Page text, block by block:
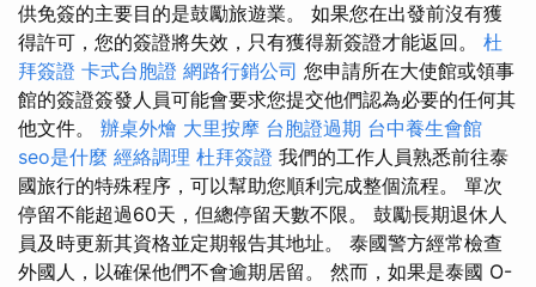
供免簽的主要目的是鼓勵旅遊業。 如果您在出發前沒有獲
得許可，您的簽證將失效，只有獲得新簽證才能返回。 杜
拜簽證 卡式台胞證 網路行銷公司 您申請所在大使館或領事
館的簽證簽發人員可能會要求您提交他們認為必要的任何其
他文件。 辦桌外燴 大里按摩 台胞證過期 台中養生會館
seo是什麼 經絡調理 杜拜簽證 我們的工作人員熟悉前往泰
國旅行的特殊程序，可以幫助您順利完成整個流程。 單次
停留不能超過60天，但總停留天數不限。 鼓勵長期退休人
員及時更新其資格並定期報告其地址。 泰國警方經常檢查
外國人，以確保他們不會逾期居留。 然而，如果是泰國 O-